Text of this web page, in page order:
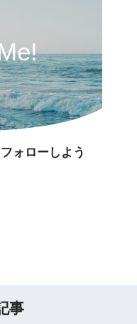
ォローしよう
事